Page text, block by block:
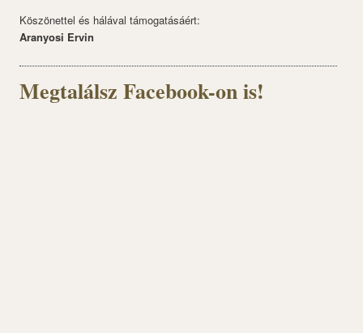
Köszönettel és hálával támogatásáért:
Aranyosi Ervin
Megtalálsz Facebook-on is!